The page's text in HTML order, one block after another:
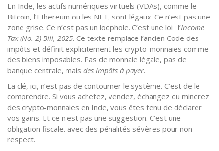
En Inde, les actifs numériques virtuels (VDAs), comme le
Bitcoin, l’Ethereum ou les NFT, sont légaux. Ce n’est pas une
zone grise. Ce n’est pas un loophole. C’est une loi : l’Income
Tax (No. 2) Bill, 2025. Ce texte remplace l’ancien Code des
impôts et définit explicitement les crypto-monnaies comme
des biens imposables. Pas de monnaie légale, pas de
banque centrale, mais des impôts à payer.
La clé, ici, n’est pas de contourner le système. C’est de le
comprendre. Si vous achetez, vendez, échangez ou minerez
des crypto-monnaies en Inde, vous êtes tenu de déclarer
vos gains. Et ce n’est pas une suggestion. C’est une
obligation fiscale, avec des pénalités sévères pour non-
respect.